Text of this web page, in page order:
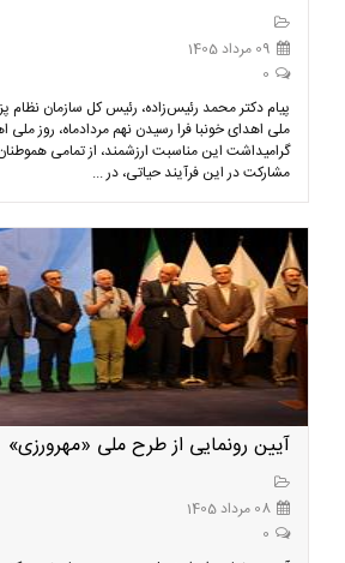
09 مرداد 1405
0
پیام دکتر محمد رئیس‌زاده، رئیس کل سازمان نظام
ملی اهدای خونبا فرا رسیدن نهم مردادماه، روز
گرامیداشت این مناسبت ارزشمند، از تمامی
مشارکت در این فرآیند حیاتی، در ...
آیین رونمایی از طرح ملی «مهرورزی»
08 مرداد 1405
0